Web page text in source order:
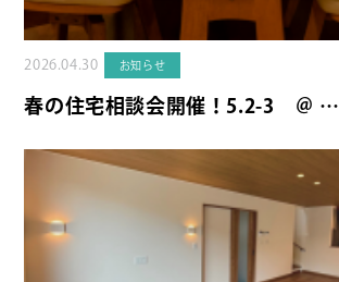
2026.04.30 お知らせ
春の住宅相談会開催！5.2-3 ＠ …